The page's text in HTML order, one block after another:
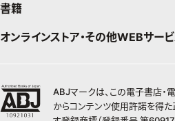
料理
チームJマダムメンバー一覧
チームJマダム特集
Vジャンプ
少年ジャンプ+
ジャンプTOON
青年マンガ
少年ジャンプ+
S-MANGA
集英社ジャンプリミックス
少女マンガ
ZEBRACK
S-MANGA
ジャンプTOON
ZEBRACK
ファッション・美容
Seventeen
MAQUIA
SPUR
芸能・情報・スポーツ
週プレNEWS
週プレ グラジャパ!
書籍
文芸・文庫・総合
集英社 文芸ステーション
1日5分で、明日は変わる よみタイ
集英社学芸部 - 学芸・ノンフィクション
ライトノベル・ノベライズ
オンラインストア・その他WEBサー
OTO
SHUEISHA MANGA-ART HERITAGE
その他WEBサービス
ABJマークは、この電子書店・
からコンテンツ使用許諾を得